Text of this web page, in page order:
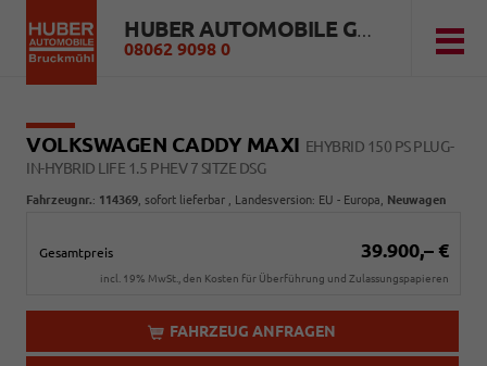
HUBER AUTOMOBILE GMBH
08062 9098 0
VOLKSWAGEN CADDY MAXI EHYBRID 150 PS PLUG-
IN-HYBRID LIFE 1.5 PHEV 7 SITZE DSG
Fahrzeugnr.: 114369 sofort lieferbar , Landesversion: EU - Europa, Neuwagen
Gesamtpreis 39.900,– €
incl. 19% MwSt., den Kosten für Überführung und Zulassungspapieren
FAHRZEUG ANFRAGEN